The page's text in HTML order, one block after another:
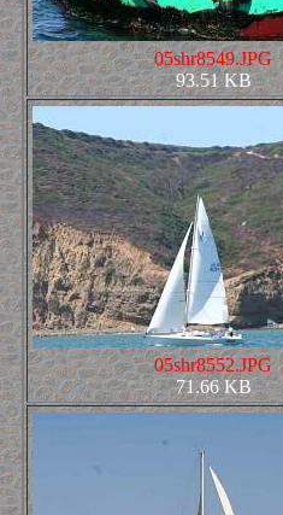
05shr8549.JPG
93.51 KB
05shr8552.JPG
71.66 KB